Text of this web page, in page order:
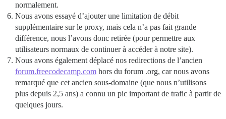
normalement.
Nous avons essayé d’ajouter une limitation de débit
supplémentaire sur le proxy, mais cela n’a pas fait grande
différence, nous l’avons donc retirée (pour permettre aux
utilisateurs normaux de continuer à accéder à notre site).
Nous avons également déplacé nos redirections de l’ancien
forum.freecodecamp.com hors du forum .org, car nous avons
remarqué que cet ancien sous-domaine (que nous n’utilisons
plus depuis 2,5 ans) a connu un pic important de trafic à partir de
quelques jours.